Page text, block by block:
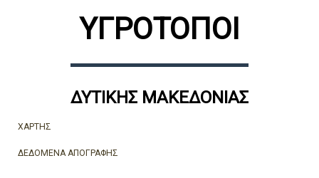
ΥΓΡΟΤΟΠΟΙ
ΔΥΤΙΚΉΣ ΜΑΚΕΔΟΝΊΑΣ
ΧΑΡΤΗΣ
ΔΕΔΟΜΕΝΑ ΑΠΟΓΡΑΦΗΣ